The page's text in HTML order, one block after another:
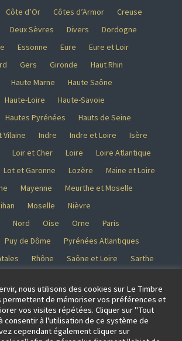
Côte d’Or Côtes d’Armor
Creuse
Deux Sèvres Divers
Dordogne
Essonne Eure
Eure et Loir
Gers Gironde
Haut Rhin
Haute Marne
Haute Saône
Haute-Loire
Haute-Savoie
Hautes Pyrénées
Hauts de Seine
Vilaine Indre Indre et Loire
Isère
Loir et Cher Loire
Loire Atlantique
Lot et Garonne Lozère
Maine et Loire
Mayenne
Meurthe et Moselle
Moselle
Nièvre
Nord Oise Orne
Paris
Puy de Dôme
Pyrénées Atlantiques
Rhône Saône et Loire
Sarthe
Somme Tarn
Tarn et Garonne
Val d’Oise Val de Marne
Var
Vienne Vosges Yonne
nous utilisons des cookies sur Le Timbre
permettent de mémoriser vos préférences et
vos visites répétées. Cliquer sur "Tout
consentir à l'utilisation de ce système de
cependant également cliquer sur